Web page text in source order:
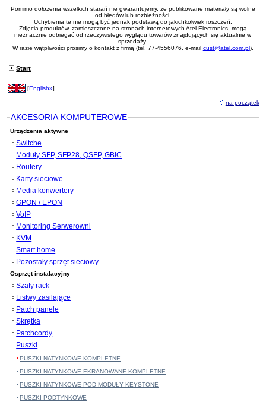
Pomimo dołożenia wszelkich starań nie gwarantujemy, że publikowane materiały są wolne
od błędów lub rozbieżności.
Uchybienia te nie mogą być jednak podstawą do jakichkolwiek roszczeń.
Zdjęcia produktów, zamieszczone na stronach internetowych Atel Electronics, mogą
nieznacznie odbiegać od rzeczywistego wyglądu towarów znajdujących się aktualnie w
sprzedaży.
W razie wątpliwości prosimy o kontakt z firmą (tel. 77-4556076, e-mail cust@atel.com.pl).
Start
[English»]
na początek
AKCESORIA KOMPUTEROWE
Urządzenia aktywne
Switche
Moduły SFP, SFP28, QSFP, GBIC
Routery
Karty sieciowe
Media konwertery
GPON / EPON
VoIP
Monitoring Serwerowni
KVM
Smart home
Pozostały sprzęt sieciowy
Osprzęt instalacyjny
Szafy rack
Listwy zasilające
Patch panele
Skrętka
Patchcordy
Puszki
PUSZKI NATYNKOWE KOMPLETNE
PUSZKI NATYNKOWE EKRANOWANE KOMPLETNE
PUSZKI NATYNKOWE POD MODUŁY KEYSTONE
PUSZKI PODTYNKOWE